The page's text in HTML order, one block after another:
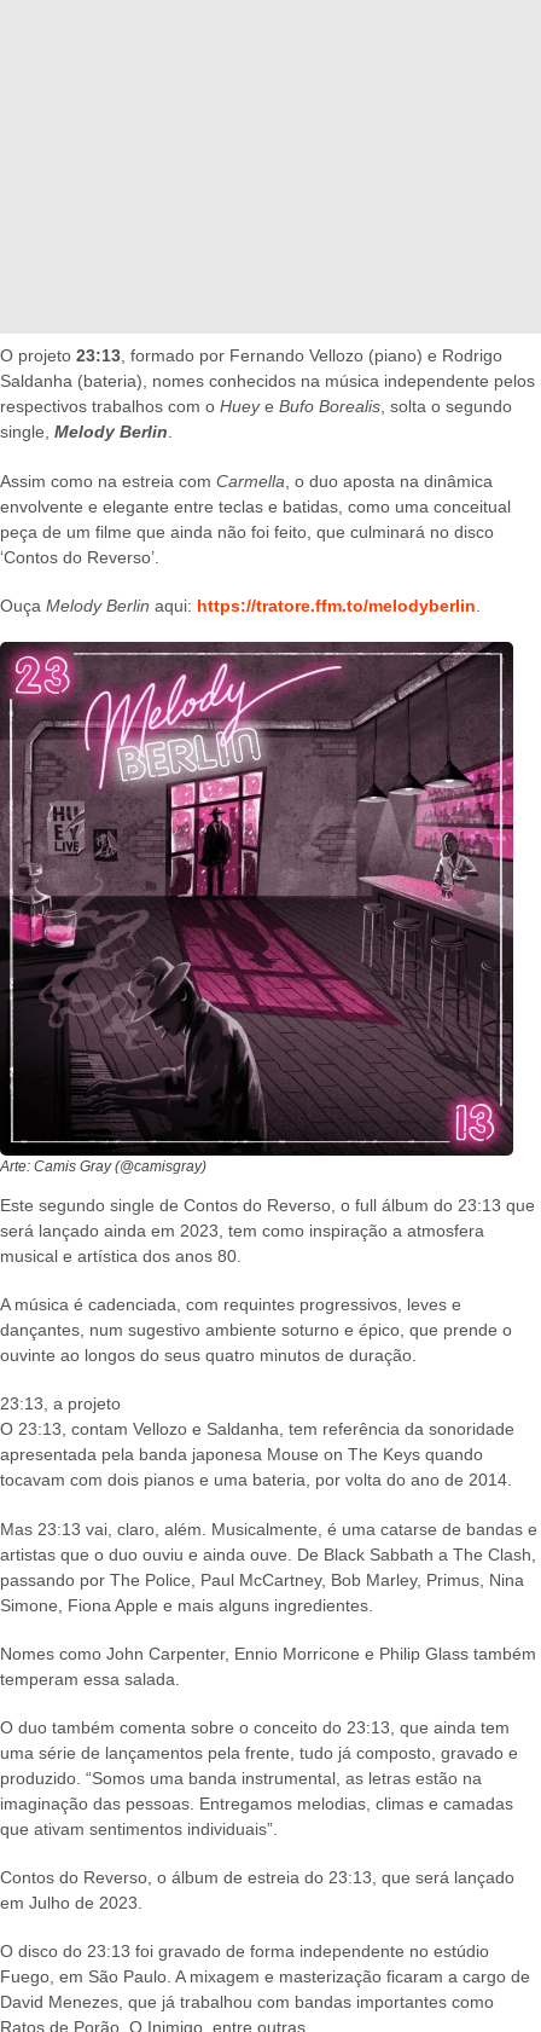
O projeto 23:13, formado por Fernando Vellozo (piano) e Rodrigo
Saldanha (bateria), nomes conhecidos na música independente pelos
respectivos trabalhos com o Hueye Bufo Borealis, solta o segundo
single, Melody Berlin.
Assim como na estreia com Carmella , o duo aposta na dinâmica
envolvente e elegante entre teclas e batidas, como uma conceitual
peça de um filme que ainda não foi feito, que culminará no disco
‘Contos do Reverso’.
Ouça Melody Berlin aqui: https://tratore.ffm.to/melodyberlin
Arte: Camis Gray (@camisgray)
Este segundo single de Contos do Reverso, o full álbum do 23:13 que
será lançado ainda em 2023, tem como inspiração a atmosfera
musical e artística dos anos 80.
A música é cadenciada, com requintes progressivos, leves e
dançantes, num sugestivo ambiente soturno e épico, que prende o
ouvinte ao longos do seus quatro minutos de duração.
23:13, a projeto
O 23:13, contam Vellozo e Saldanha, tem referência da sonoridade
apresentada pela banda japonesa Mouse on The Keys quando
tocavam com dois pianos e uma bateria, por volta do ano de 2014.
Mas 23:13 vai, claro, além. Musicalmente, é uma catarse de bandas e
artistas que o duo ouviu e ainda ouve. De Black Sabbath a The Clash,
passando por The Police, Paul McCartney, Bob Marley, Primus, Nina
Simone, Fiona Apple e mais alguns ingredientes.
Nomes como John Carpenter, Ennio Morricone e Philip Glass também
temperam essa salada.
O duo também comenta sobre o conceito do 23:13, que ainda tem
uma série de lançamentos pela frente, tudo já composto, gravado e
produzido. “Somos uma banda instrumental, as letras estão na
imaginação das pessoas. Entregamos melodias, climas e camadas
que ativam sentimentos individuais”.
Contos do Reverso, o álbum de estreia do 23:13, que será lançado
em Julho de 2023.
O disco do 23:13 foi gravado de forma independente no estúdio
Fuego, em São Paulo. A mixagem e masterização ficaram a cargo de
David Menezes, que já trabalhou com bandas importantes como
Ratos de Porão, O Inimigo, entre outras.